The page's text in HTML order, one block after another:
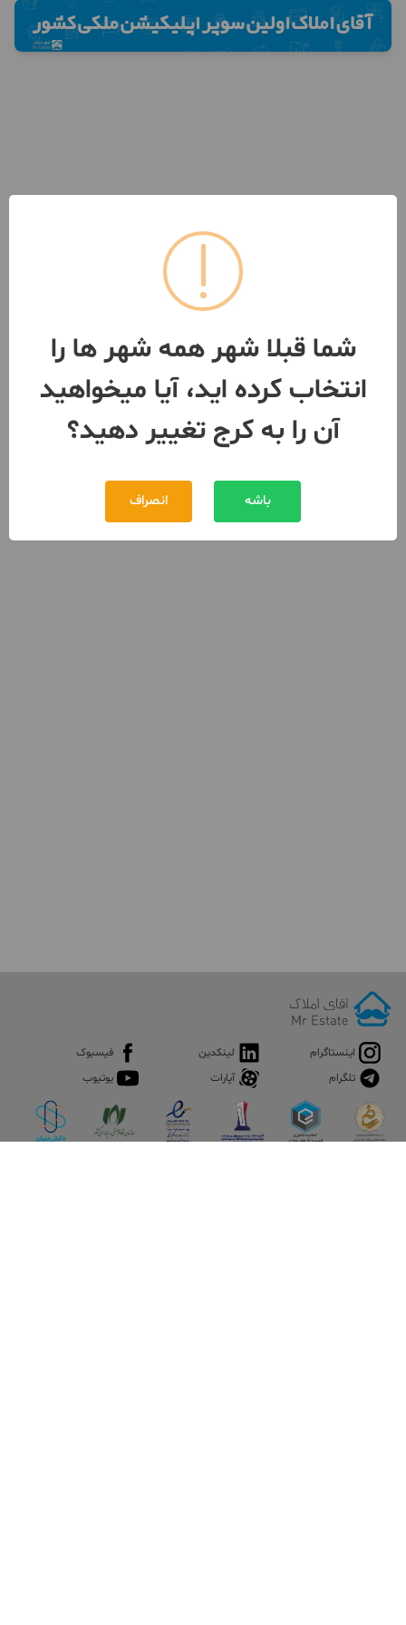
اینستاگرام لینکدین
فیسبوک
تلگرام
آپارات یوتیوب
شما قبلا شهر همه شهر ها را
انتخاب کرده اید، آیا میخواهید
آن را به کرج تغییر دهید؟
باشه انصراف